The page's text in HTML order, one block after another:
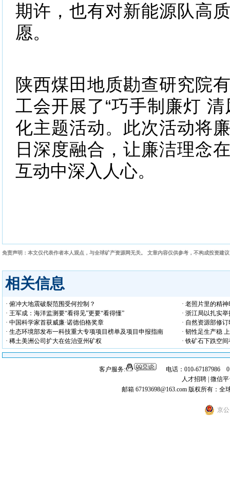
期许，也有对新能源队高
愿。
陕西煤田地质勘查研究院
工会开展了“巧手制廉灯
化主题活动。此次活动将
日深度融合，让廉洁理念
互动中深入人心。
免责声明：本文仅代表作者本人观点，与全球矿产资源网无关。 文章内容仅供参考，不构成投资建
相关信息
· 俯冲大地震破裂范围受何控制？
· 老照片里的精
· 王军成：海洋监测要“看得见”更要“看得懂”
· 浙江局以扎实
· 中国科学家首获威廉·诺德伯格奖章
· 自然资源部修
· 生态环境部发布一科技重大专项项目榜单及项目申报指南
· 韧性足生产稳
· 稀土美洲公司扩大在佐治亚州矿权
· 铁矿石下跌空
客户服务:
电话：010-67187986
人才招聘 微信
邮箱 67193698@163.com 版权所有：全
京公